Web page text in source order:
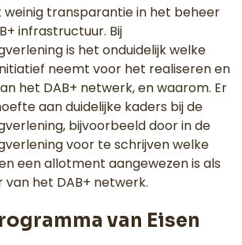
weinig transparantie in het beheer
infrastructuur. Bij
is het onduidelijk welke
neemt voor het realiseren en
het DAB+ netwerk, en waarom. Er
aan duidelijke kaders bij de
bijvoorbeeld door in de
voor te schrijven welke
een allotment aangewezen is als
het DAB+ netwerk.
van Eisen